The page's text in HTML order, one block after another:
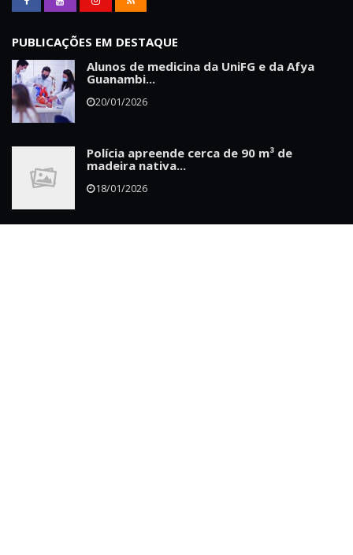
PUBLICAÇÕES EM DESTAQUE
Alunos de medicina da UniFG e da Afya
Guanambi...
20/01/2026
Polícia apreende cerca de 90 m³ de
madeira nativa...
18/01/2026